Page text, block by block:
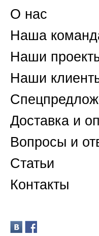
О нас
Наша
Наши
Наши
Доставка и
Вопросы и
Статьи
Контакты